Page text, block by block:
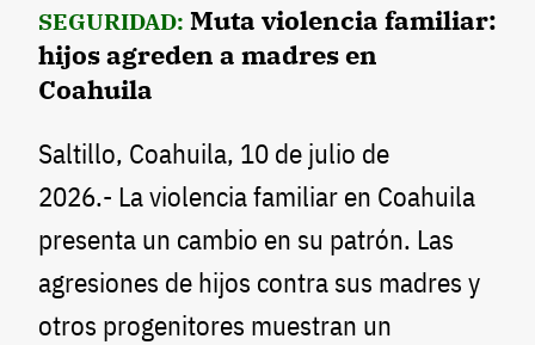
SEGURIDAD: Muta violencia familiar:
hijos agreden a madres en
Coahuila
Saltillo, Coahuila, 10 de julio de
2026.- La violencia familiar en Coahuila
presenta un cambio en su patrón. Las
agresiones de hijos contra sus madres y
otros progenitores muestran un